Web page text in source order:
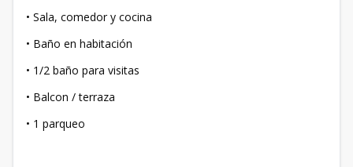
• Sala, comedor y cocina
• Baño en habitación
• 1/2 baño para visitas
• Balcon / terraza
• 1 parqueo